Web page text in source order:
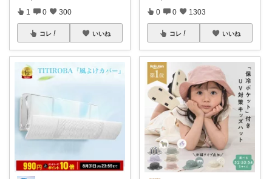
1 0 300
コレ いいね
0 0 1303
コレ いいね